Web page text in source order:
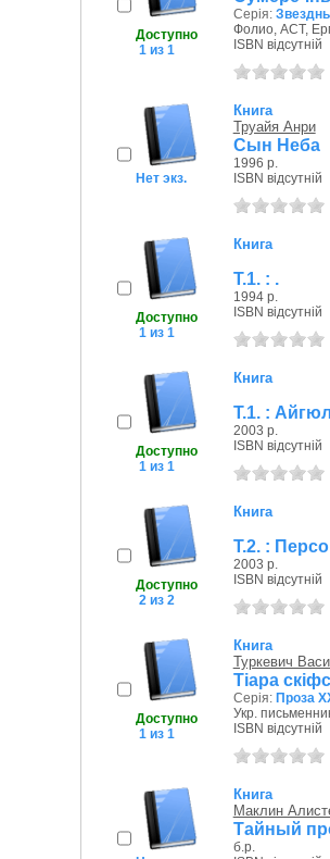
Доступно
1 из 1
Серія:
Фолио, АСТ,
ISBN відсутній
Нет экз.
Книга
Труайя Анри
Сын Неба
1996 р.
ISBN відсутній
Доступно
1 из 1
Книга
Т.1. : .
1994 р.
ISBN відсутній
Доступно
1 из 1
Книга
Т.1. :
2003 р.
ISBN відсутній
Доступно
2 из 2
Книга
Т.2. :
2003 р.
ISBN відсутній
Доступно
1 из 1
Книга
Туркевич
Тіара
Серія: Проза
Укр.
ISBN відсутній
Книга
Маклин
Тайный
б.р.